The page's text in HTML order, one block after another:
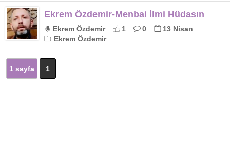
Ekrem Özdemir-Menbai İlmi Hüdasın
Ekrem Özdemir 1 0
13 Nisan
Ekrem Özdemir
1 sayfa 1